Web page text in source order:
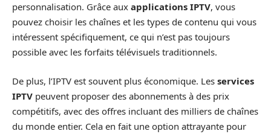
personnalisation. Grâce aux applications IPTV, vous
pouvez choisir les chaînes et les types de contenu qui vous
intéressent spécifiquement, ce qui n’est pas toujours
possible avec les forfaits télévisuels traditionnels.
De plus, l’IPTV est souvent plus économique. Les services
IPTV peuvent proposer des abonnements à des prix
compétitifs, avec des offres incluant des milliers de chaînes
du monde entier. Cela en fait une option attrayante pour